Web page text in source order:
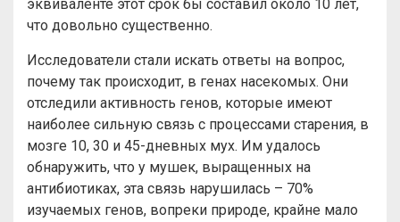
эквиваленте этот срок бы составил около 10 лет,
что довольно существенно.
Исследователи стали искать ответы на вопрос,
почему так происходит, в генах насекомых. Они
отследили активность генов, которые имеют
наиболее сильную связь с процессами старения, в
мозге 10, 30 и 45-дневных мух. Им удалось
обнаружить, что у мушек, выращенных на
антибиотиках, эта связь нарушилась – 70%
изучаемых генов, вопреки природе, крайне мало